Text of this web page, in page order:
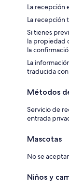
La recepción
La recepción
Si tienes
la propiedad
la
La
traducida
Métodos
Servicio de
entrada
Mascotas
No se
Niños y